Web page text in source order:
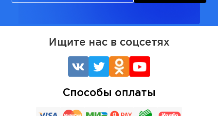
Ищите нас в соцсетях
Способы оплаты